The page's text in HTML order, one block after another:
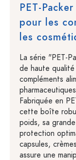
PET-
pour les
les
La série "PET-
de haute
compléments
Fabriquée en
cette boîte
poids, sa
protection
capsules,
assure une